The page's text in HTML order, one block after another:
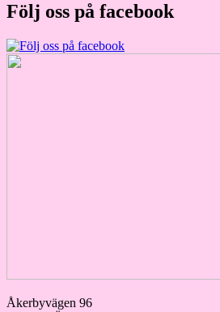
Följ oss på facebook
Åkerbyvägen 96